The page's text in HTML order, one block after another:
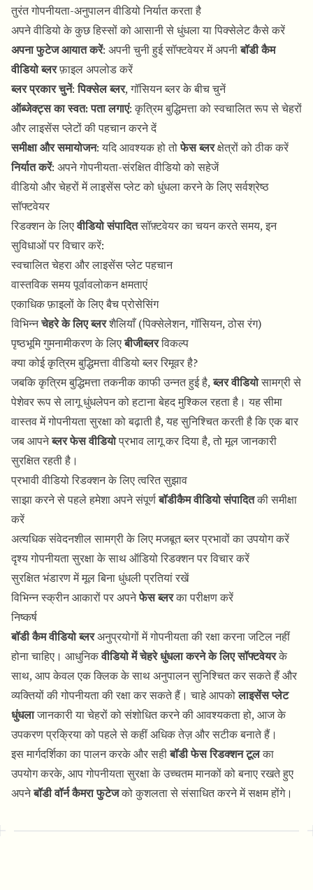
तुरंत गोपनीयता-अनुपालन वीडियो निर्यात करता है
अपने वीडियो के कुछ हिस्सों को आसानी से धुंधला या पिक्सेलेट कैसे करें
अपना फुटेज आयात करें: अपनी चुनी हुई सॉफ्टवेयर में अपनीबॉडी कैम
वीडियो ब्लरफ़ाइल अपलोड करें
ब्लर प्रकार चुनें:पिक्सेल ब्लर, गॉसियन ब्लर के बीच चुनें
ऑब्जेक्ट्स का स्वत: पता लगाएं: कृत्रिम बुद्धिमत्ता को स्वचालित रूप से चेहरों
और लाइसेंस प्लेटों की पहचान करने दें
समीक्षा और समायोजन: यदि आवश्यक हो तोफेस ब्लरक्षेत्रों को ठीक करें
निर्यात करें: अपने गोपनीयता-संरक्षित वीडियो को सहेजें
वीडियो और चेहरों में लाइसेंस प्लेट को धुंधला करने के लिए सर्वश्रेष्ठ
सॉफ्टवेयर
रिडक्शन के लिएवीडियो संपादितसॉफ़्टवेयर का चयन करते समय, इन
सुविधाओं पर विचार करें:
स्वचालित चेहरा और लाइसेंस प्लेट पहचान
वास्तविक समय पूर्वावलोकन क्षमताएं
एकाधिक फ़ाइलों के लिए बैच प्रोसेसिंग
विभिन्नचेहरे के लिए ब्लरशैलियाँ (पिक्सेलेशन, गॉसियन, ठोस रंग)
पृष्ठभूमि गुमनामीकरण के लिएबीजीब्लरविकल्प
क्या कोई कृत्रिम बुद्धिमत्ता वीडियो ब्लर रिमूवर है?
जबकि कृत्रिम बुद्धिमत्ता तकनीक काफी उन्नत हुई है,ब्लर वीडियोसामग्री से
पेशेवर रूप से लागू धुंधलेपन को हटाना बेहद मुश्किल रहता है। यह सीमा
वास्तव में गोपनीयता सुरक्षा को बढ़ाती है, यह सुनिश्चित करती है कि एक बार
जब आपनेब्लर फेस वीडियोप्रभाव लागू कर दिया है, तो मूल जानकारी
सुरक्षित रहती है।
प्रभावी वीडियो रिडक्शन के लिए त्वरित सुझाव
साझा करने से पहले हमेशा अपने संपूर्णबॉडीकैम वीडियो संपादितकी समीक्षा
करें
अत्यधिक संवेदनशील सामग्री के लिए मजबूत ब्लर प्रभावों का उपयोग करें
दृश्य गोपनीयता सुरक्षा के साथ ऑडियो रिडक्शन पर विचार करें
सुरक्षित भंडारण में मूल बिना धुंधली प्रतियां रखें
विभिन्न स्क्रीन आकारों पर अपनेफेस ब्लरका परीक्षण करें
निष्कर्ष
बॉडी कैम वीडियो ब्लरअनुप्रयोगों में गोपनीयता की रक्षा करना जटिल नहीं
होना चाहिए। आधुनिकवीडियो में चेहरे धुंधला करने के लिए सॉफ्टवेयरके
साथ, आप केवल एक क्लिक के साथ अनुपालन सुनिश्चित कर सकते हैं और
व्यक्तियों की गोपनीयता की रक्षा कर सकते हैं। चाहे आपकोलाइसेंस प्लेट
धुंधलाजानकारी या चेहरों को संशोधित करने की आवश्यकता हो, आज के
उपकरण प्रक्रिया को पहले से कहीं अधिक तेज़ और सटीक बनाते हैं।
इस मार्गदर्शिका का पालन करके और सहीबॉडी फेस रिडक्शन टूलका
उपयोग करके, आप गोपनीयता सुरक्षा के उच्चतम मानकों को बनाए रखते हुए
अपनेबॉडी वॉर्न कैमरा फुटेजको कुशलता से संसाधित करने में सक्षम होंगे।